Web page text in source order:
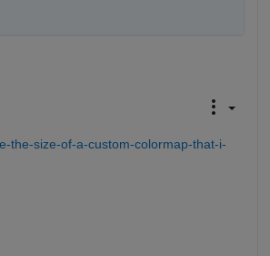
the-size-of-a-custom-colormap-that-i-